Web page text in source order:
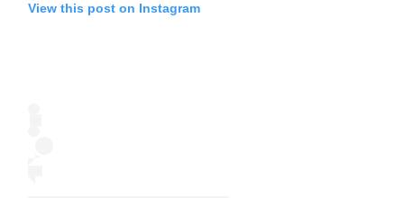
View this post on Instagram